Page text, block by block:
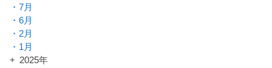
7月
6月
2月
1月
2025年